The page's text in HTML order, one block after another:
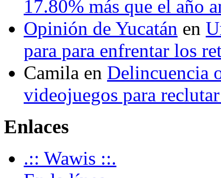
17.80% más que el año
Opinión de Yucatán en
para para enfrentar los
Camila en Delincuencia
videojuegos para
Enlaces
.:: Wawis ::.